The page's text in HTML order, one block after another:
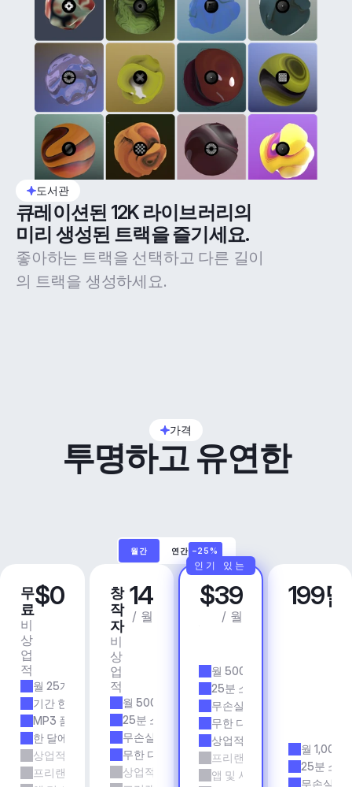
도서관
큐레이션된 12K 라이브러리의
미리 생성된 트랙을 즐기세요.
좋아하는 트랙을 선택하고 다른 길이
의 트랙을 생성하세요.
가격
투명하고 유연한
월간 연간 –25%
무
료
비
상
업
적
$0
월 25개 트랙
기간 한정
MP3 품질
한 달에 5회 다운로드
상업적 사용
프리랜서 및 에이전시 업무
창
작
자
비
상
업
적
14
/ 월
월 500개 트랙
25분 소요 시간
무손실 품질
무한 다운로드
상업적 사용
프
로
$39
/ 월
월 500개 트랙
25분 소요 시간
무손실 품질
무한 다운로드
상업적 사용
프리랜서 및 에이전시 업무
앱 및 서비스
인기 있는
비
즈
199
월 1,000
25분 소요
무손실 품